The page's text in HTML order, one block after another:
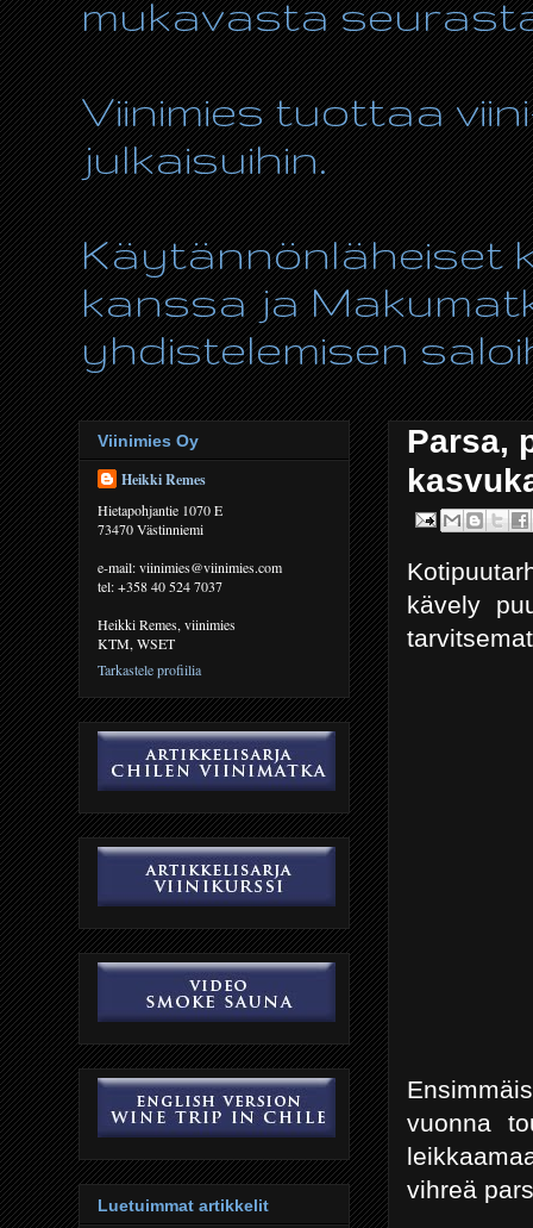
mukavasta
Viinimies tuottaa
julkaisuihin.
Käytännönläheiset
kanssa ja
yhdistelemisen
Parsa,
kävely
vuonna
vihreä
Viinimies Oy
Heikki Remes
Hietapohjantie 1070 E
73470 Västinniemi
e-mail: viinimies@viinimies.com
tel: +358 40 524 7037
Heikki Remes, viinimies
KTM, WSET
Tarkastele profiilia
Luetuimmat artikkelit